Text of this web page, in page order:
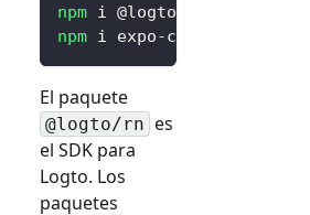
npm i @logto/rn
npm i expo-crypto expo-
El paquete
@logto/rn es
el SDK para
Logto. Los
paquetes